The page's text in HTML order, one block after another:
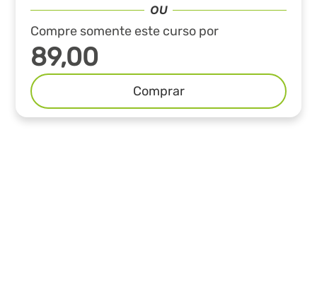
Compre somente este curso por
89,00
Comprar